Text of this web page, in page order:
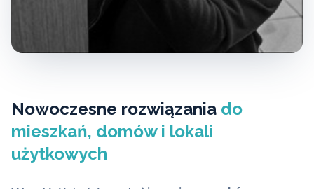
Nowoczesne rozwiązania do
mieszkań, domów i lokali
użytkowych